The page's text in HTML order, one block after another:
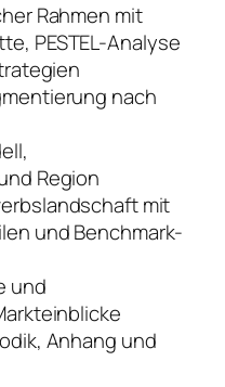
Rahmen mit
PESTEL-Analyse
nach
Region
mit
und Benchmark-
und
Anhang und